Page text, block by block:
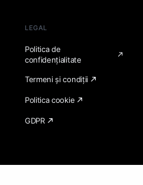
LEGAL
Politica de
confidențialitate
Termeni și condiții
Politica cookie
GDPR